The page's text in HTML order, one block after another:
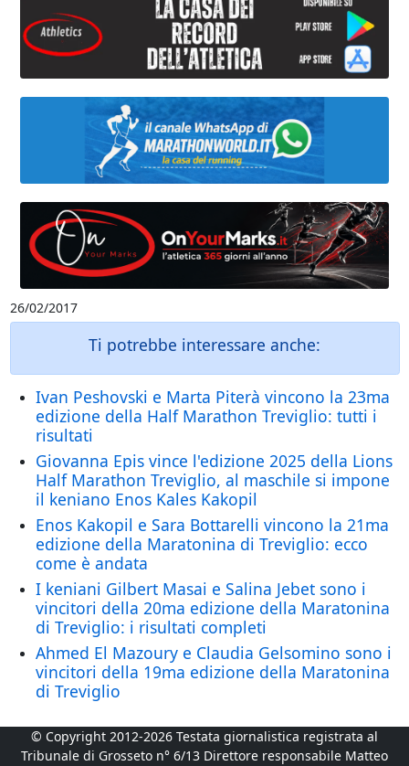
26/02/2017
Ti potrebbe interessare anche:
Ivan Peshovski e Marta Piterà vincono la 23ma
edizione della Half Marathon Treviglio: tutti i
risultati
Giovanna Epis vince l'edizione 2025 della Lions
Half Marathon Treviglio, al maschile si impone
il keniano Enos Kales Kakopil
Enos Kakopil e Sara Bottarelli vincono la 21ma
edizione della Maratonina di Treviglio: ecco
come è andata
I keniani Gilbert Masai e Salina Jebet sono i
vincitori della 20ma edizione della Maratonina
di Treviglio: i risultati completi
Ahmed El Mazoury e Claudia Gelsomino sono i
vincitori della 19ma edizione della Maratonina
di Treviglio
© Copyright 2012-2026 Testata giornalistica registrata al
Tribunale di Grosseto n° 6/13 Direttore responsabile Matteo